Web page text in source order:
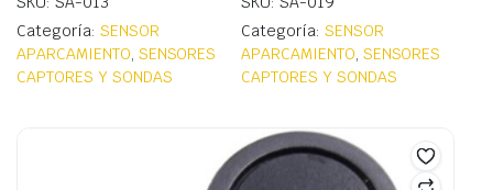
Categoría: SENSOR
APARCAMIENTO, SENSORES
CAPTORES Y SONDAS
Categoría: SENSOR
APARCAMIENTO, SENSORES
CAPTORES Y SONDAS